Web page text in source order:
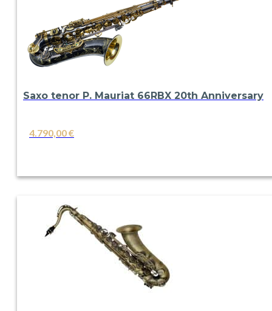
Saxo tenor P. Mauriat 66RBX 20th Anniversary
4.790,00€